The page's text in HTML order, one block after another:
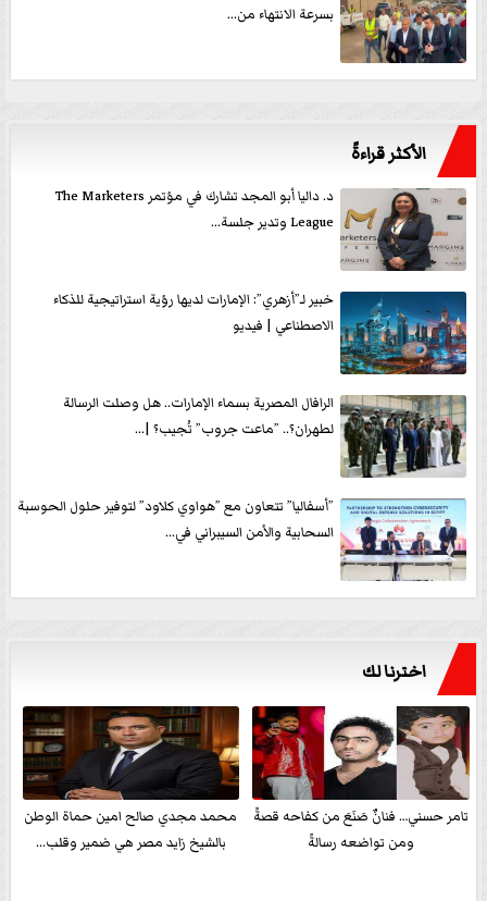
بسرعة الانتهاء من...
الأكثر قراءةً
د. داليا أبو المجد تشارك في مؤتمر The Marketers
League وتدير جلسة...
خبير لـ”أزهري”: الإمارات لديها رؤية استراتيجية للذكاء
الاصطناعي | فيديو
الرافال المصرية بسماء الإمارات.. هل وصلت الرسالة
لطهران؟.. ”ماعت جروب” تُجيب؟ |...
”أسفاليا” تتعاون مع ”هواوي كلاود” لتوفير حلول الحوسبة
السحابية والأمن السيبراني في...
اخترنا لك
تامر حسني… فنانٌ صَنَعَ من كفاحه قصةً
ومن تواضعه رسالةً
محمد مجدي صالح امين حماة الوطن
بالشيخ زايد مصر هي ضمير وقلب...